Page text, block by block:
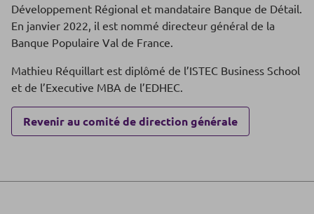
Développement Régional et mandataire Banque de Détail.
En janvier 2022, il est nommé directeur général de la
Banque Populaire Val de France.
Mathieu Réquillart est diplômé de l’ISTEC Business School
et de l’Executive MBA de l’EDHEC.
Revenir au comité de direction générale